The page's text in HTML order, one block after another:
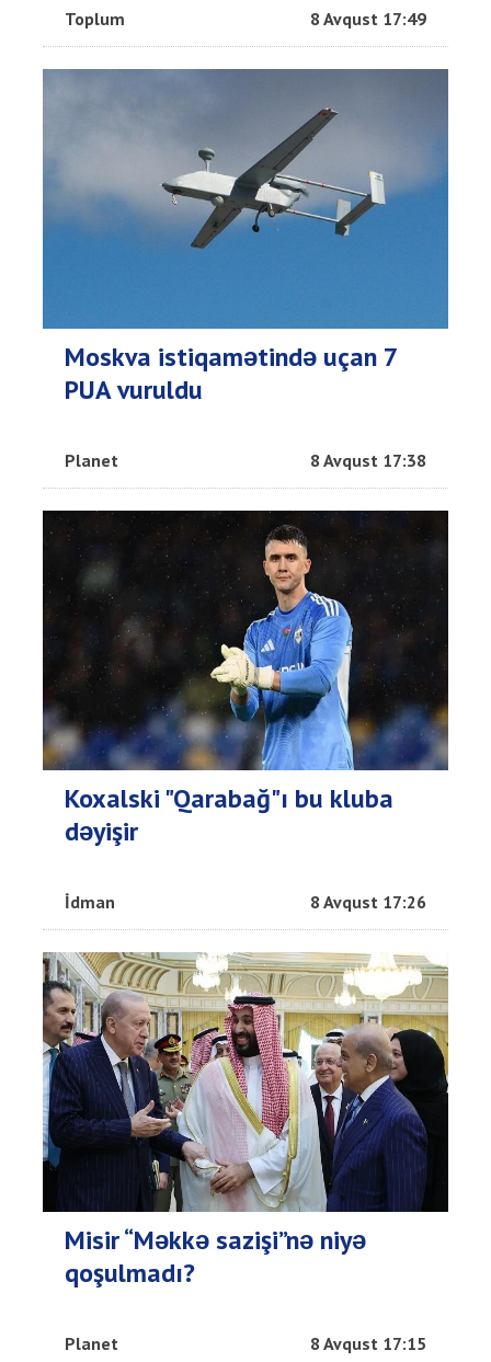
Toplum 8 Avqust 17:49
Moskva istiqamətində uçan 7
PUA vuruldu
Planet 8 Avqust 17:38
Koxalski "Qarabağ"ı bu kluba
dəyişir
İdman 8 Avqust 17:26
Misir “Məkkə sazişi”nə niyə
qoşulmadı?
Planet 8 Avqust 17:15